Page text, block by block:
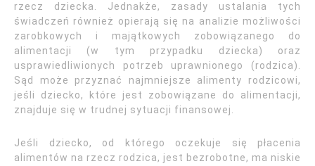
rzecz dziecka. Jednakże, zasady ustalania tych
świadczeń również opierają się na analizie możliwości
zarobkowych i majątkowych zobowiązanego do
alimentacji (w tym przypadku dziecka) oraz
usprawiedliwionych potrzeb uprawnionego (rodzica).
Sąd może przyznać najmniejsze alimenty rodzicowi,
jeśli dziecko, które jest zobowiązane do alimentacji,
znajduje się w trudnej sytuacji finansowej.
Jeśli dziecko, od którego oczekuje się płacenia
alimentów na rzecz rodzica, jest bezrobotne, ma niskie